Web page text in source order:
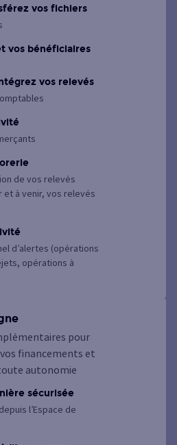
vos fichiers
vos bénéficiaires
vos relevés
de vos relevés
et à venir, vos relevés
d’alertes (opérations
opérations à
pour
financements et
autonomie
sécurisée
l’Espace de